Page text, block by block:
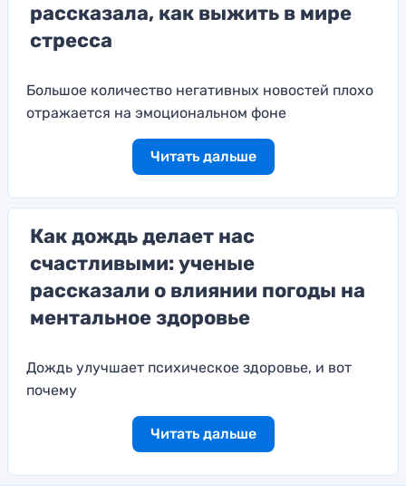
рассказала, как выжить в мире
стресса
Большое количество негативных новостей плохо
отражается на эмоциональном фоне
Читать дальше
Как дождь делает нас
счастливыми: ученые
рассказали о влиянии погоды на
ментальное здоровье
Дождь улучшает психическое здоровье, и вот
почему
Читать дальше